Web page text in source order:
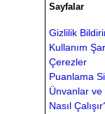
Sayfalar
Gizlilik
Kullanım
Çerezler
Puanlama
Ünvanlar
Nasıl